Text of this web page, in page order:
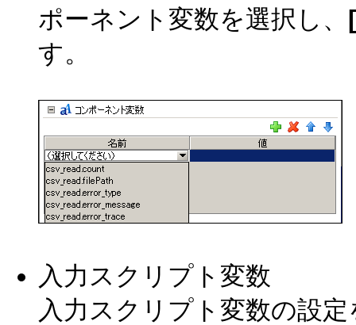
ポーネント変数を選択し、
す。
入力スクリプト変数
入力スクリプト変数の設